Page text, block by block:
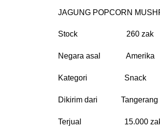
JAGUNG POPCORN
Stock 260 zak
Negara asal Amerika
Kategori Snack
Dikirim dari Tangerang
Terjual 15.000